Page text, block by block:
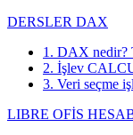
DERSLER DAX
1. DAX nedir?
2. İşlev
3. Veri seçme
LIBRE OFİS